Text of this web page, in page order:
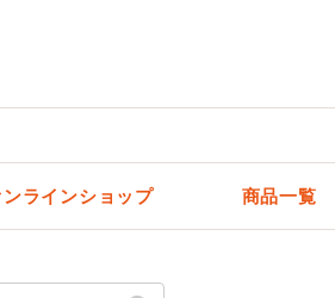
ラインショップ 商品一覧